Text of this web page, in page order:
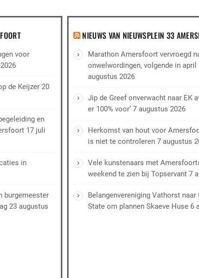
voor
de Keijzer 20
en
17 juli
in
burgemeester
23 augustus
NIEUWS VAN NIEUWSPLEIN 33
Marathon Amersfoort vervroegd
onwelwordingen, volgende in april
augustus 2026
Jip de Greef onverwacht naar EK
er 100% voor’ 7 augustus 2026
Herkomst van hout voor
is niet te controleren 7 augustus
Vele kunstenaars met
weekend te zien bij Topservant 7
Belangenvereniging Vathorst naar
State om plannen Skaeve Huse 6